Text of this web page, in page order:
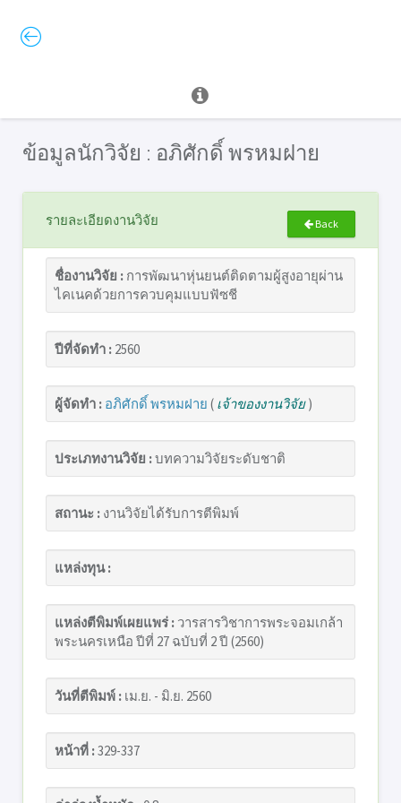
ข้อมูลนักวิจัย : อภิศักดิ์ พรหมฝาย
รายละเอียดงานวิจัย Back
ชื่องานวิจัย : การพัฒนาหุ่นยนต์ติดตามผู้สูงอายุผ่าน
ไคเนคด้วยการควบคุมแบบฟัซชี
ปีที่จัดทำ : 2560
ผู้จัดทำ : อภิศักดิ์ พรหมฝาย ( เจ้าของงานวิจัย)
ประเภทงานวิจัย :บทความวิจัยระดับชาติ
สถานะ : งานวิจัยได้รับการตีพิมพ์
แหล่งทุน :
แหล่งตีพิมพ์เผยแพร่ : วารสารวิชาการพระจอมเกล้า
พระนครเหนือ ปีที่ 27 ฉบับที่ 2 ปี (2560)
วันที่ตีพิมพ์ : เม.ย. - มิ.ย. 2560
หน้าที่ :329-337